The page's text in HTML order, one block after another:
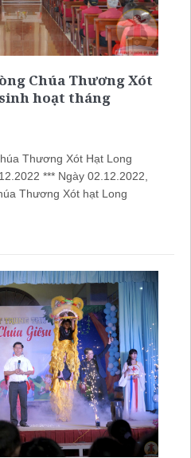
Chúa Thương Xót
hoạt tháng
Thương Xót Hạt Long
*** Ngày 02.12.2022,
Thương Xót hạt Long